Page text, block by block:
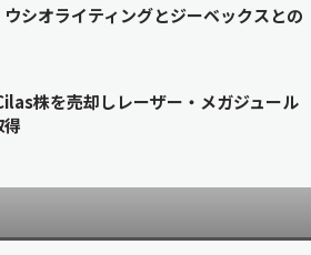
シオライティングとジーベックスとの
株を売却しレーザー・メガジュール